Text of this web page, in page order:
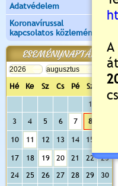
Adatvédelem
Koronavírussal
kapcsolatos közlemények
ESEMÉNYNAPTÁR
Hé Ke Sz Cs Pé Sz
Va
1
3
4 5 6 7 8
10 11 12 13 14 15
17 18 19 20 21 22
23
24
25 26 27 28 29
30